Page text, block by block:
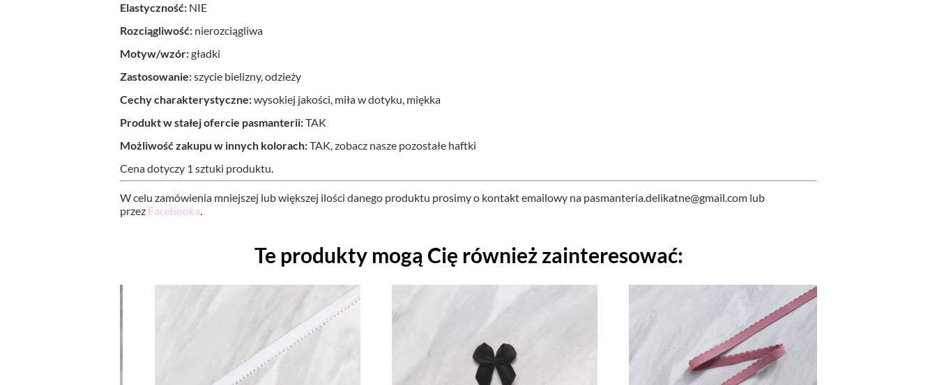
Elastyczność: NIE
Rozciągliwość: nierozciągliwa
Motyw/wzór:gładki
Zastosowanie:szycie bielizny, odzieży
Cechy charakterystyczne:wysokiej jakości, miła w dotyku, miękka
Produkt w stałej ofercie pasmanterii:TAK
Możliwość zakupu w innych kolorach:TAK, zobacz nasze pozostałe haftki
Cena dotyczy 1 sztuki produktu.
W celu zamówienia mniejszej lub większej ilości danego produktu prosimy o kontakt emailowy na pasmanteria.delikatne@gmail.com lub
przez Facebooka.
Te produkty mogą Cię również zainteresować: